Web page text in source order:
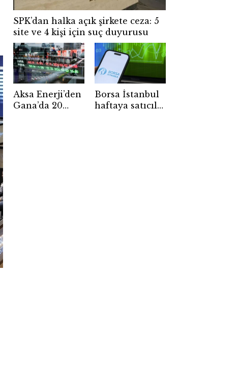
SPK’dan halka açık şirkete ceza: 5
site ve 4 kişi için suç duyurusu
Aksa Enerji’den
Gana’da 20
Borsa İstanbul
haftaya satıcılı